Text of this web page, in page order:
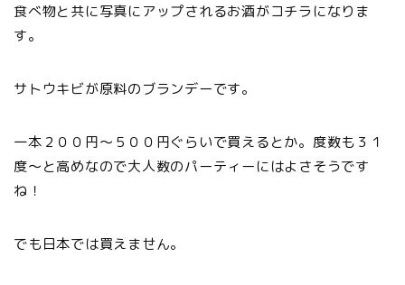
食べ物と共に写真にアップされるお酒がコチラになりま
す。
サトウキビが原料のブランデーです。
一本２００円〜５００円ぐらいで買えるとか。度数も３１
度〜と高めなので大人数のパーティーにはよさそうです
ね！
でも日本では買えません。